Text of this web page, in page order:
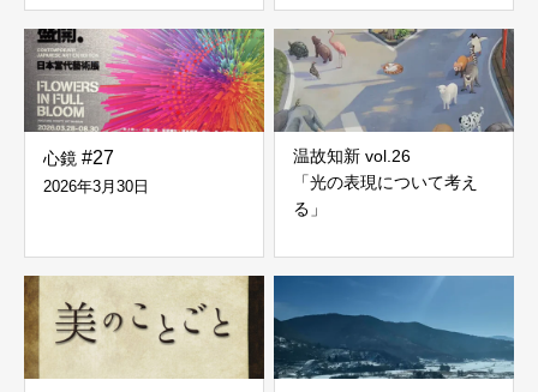
心鏡 #27
2026年3月30日
温故知新 vol.26
「光の表現について考え
る」